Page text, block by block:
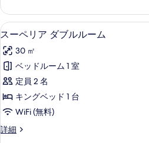
る
ー
ム
の
す
べ
て
の
写
真
ス
ダ
ブ
ル
ー
の
詳
細
ス
ー
ペ
リ
ア
ダ
ブ
ル
ス
6
スーペリア ダブルルーム
30 ㎡
ベッドルーム 1 室
定員 2 名
キングベッド 1 台
WiFi (無料)
詳細
ス